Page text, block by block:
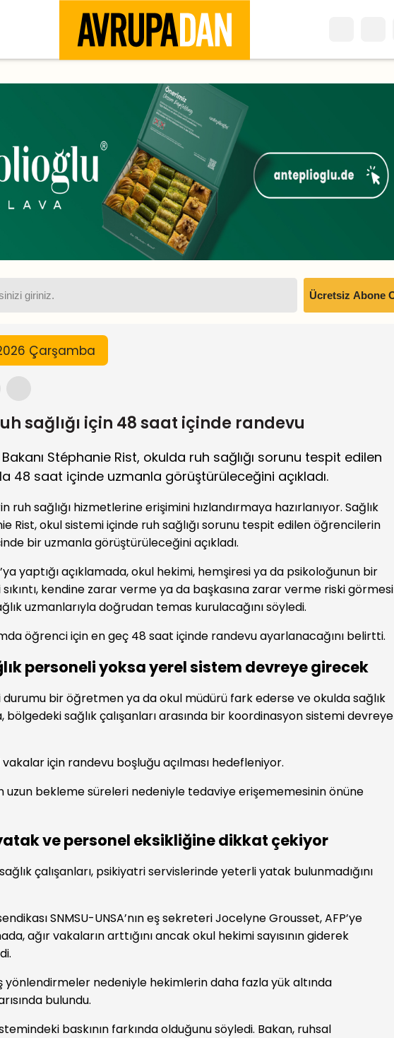
Çarşamba
sağlığı için 48 saat içinde randevu
Bakanı Stéphanie Rist, okulda ruh sağlığı sorunu tespit edilen
48 saat içinde uzmanla görüştürüleceğini açıkladı.
ruh sağlığı hizmetlerine erişimini hızlandırmaya hazırlanıyor. Sağlık
Rist, okul sistemi içinde ruh sağlığı sorunu tespit edilen öğrencilerin
bir uzmanla görüştürüleceğini açıkladı.
yaptığı açıklamada, okul hekimi, hemşiresi ya da psikoloğunun bir
kendine zarar verme ya da başkasına zarar verme riski görmesi
uzmanlarıyla doğrudan temas kurulacağını söyledi.
öğrenci için en geç 48 saat içinde randevu ayarlanacağını belirtti.
personeli yoksa yerel sistem devreye girecek
durumu bir öğretmen ya da okul müdürü fark ederse ve okulda sağlık
bölgedeki sağlık çalışanları arasında bir koordinasyon sistemi devreye
için randevu boşluğu açılması hedefleniyor.
uzun bekleme süreleri nedeniyle tedaviye erişememesinin önüne
ve personel eksikliğine dikkat çekiyor
çalışanları, psikiyatri servislerinde yeterli yatak bulunmadığını
SNMSU-UNSA’nın eş sekreteri Jocelyne Grousset, AFP’ye
ağır vakaların arttığını ancak okul hekimi sayısının giderek
yönlendirmeler nedeniyle hekimlerin daha fazla yük altında
bulundu.
baskının farkında olduğunu söyledi. Bakan, ruhsal